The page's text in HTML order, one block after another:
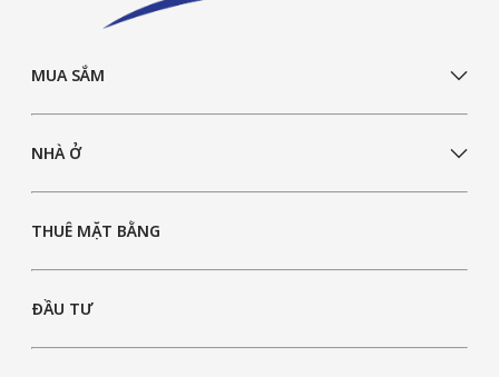
MUA SẮM
NHÀ Ở
THUÊ MẶT BẰNG
ĐẦU TƯ